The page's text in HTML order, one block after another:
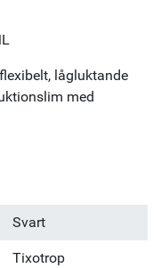
lågluktande
med
Svart
Tixotrop